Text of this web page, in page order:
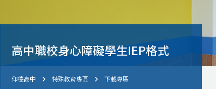
高中職校身心障礙學生IEP格式
仰德高中 特殊教育專區 下載專區